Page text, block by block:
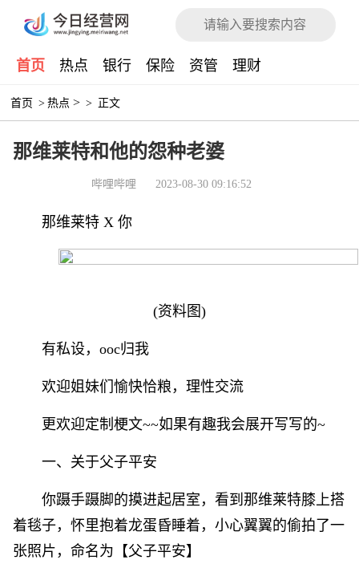
首页 热点 银行 保险 资管 理财
首页 > 热点 > > 正文
那维莱特和他的怨种老婆
哔哩哔哩 2023-08-30 09:16:52
那维莱特 X 你
(资料图)
有私设，ooc归我
欢迎姐妹们愉快恰粮，理性交流
更欢迎定制梗文~~如果有趣我会展开写写的~
一、关于父子平安
你蹑手蹑脚的摸进起居室，看到那维莱特膝上搭
着毯子，怀里抱着龙蛋昏睡着，小心翼翼的偷拍了一
张照片，命名为【父子平安】